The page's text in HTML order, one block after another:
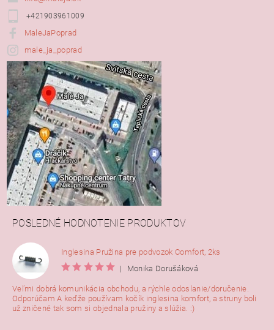
+421903961009
MaleJaPoprad
male_ja_poprad
POSLEDNÉ HODNOTENIE PRODUKTOV
Inglesina Pružina pre podvozok Comfort, 2ks
|
Monika Dorušáková
Veľmi dobrá komunikácia obchodu, a rýchle odoslanie/doručenie.
Odporúčam A keďže používam kočík inglesina komfort, a struny boli
už zničené tak som si objednala pružiny a slúžia. :)